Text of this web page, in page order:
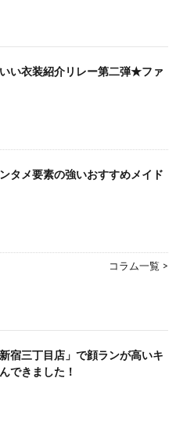
い衣装紹介リレー第二弾★ファ
タメ要素の強いおすすめメイド
コラム一覧 >
宿三丁目店」で顔ランが高いキ
できました！